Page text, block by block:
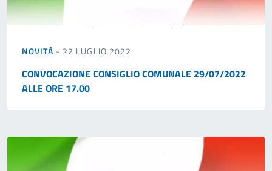
NOVITÀ - 22 LUGLIO 2022
CONVOCAZIONE CONSIGLIO COMUNALE 29/07/2022
ALLE ORE 17.00